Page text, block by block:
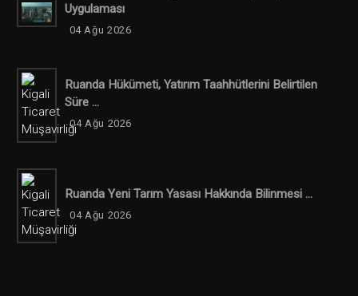
Uygulaması
04 Ağu 2026
Ruanda Hükümeti, Yatırım Taahhütlerini Belirtilen
Süre ...
04 Ağu 2026
Ruanda Yeni Tarım Yasası Hakkında Bilinmesi ...
04 Ağu 2026